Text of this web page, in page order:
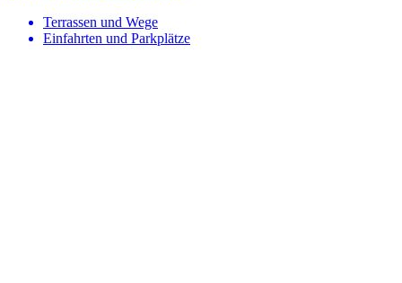
Terrassen und Wege
Einfahrten und Parkplätze